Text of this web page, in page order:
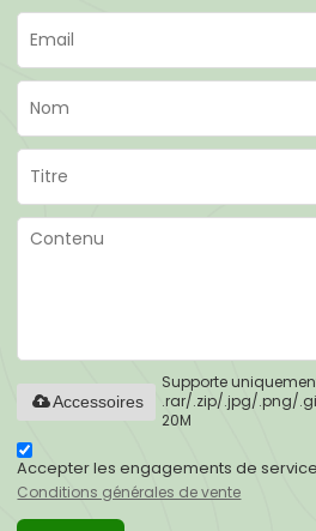
Supporte
.rar/.zip/.jpg/.png/
20M
Accessoires
Accepter les engagements de
Conditions générales de vente